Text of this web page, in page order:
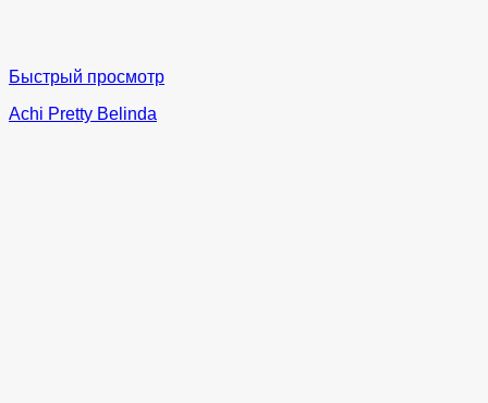
Быстрый просмотр
Achi Pretty Belinda